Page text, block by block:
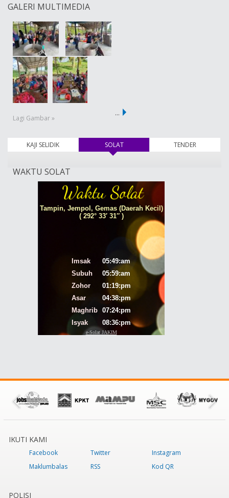
GALERI MULTIMEDIA
Lagi Gambar »
…
KAJI SELIDIK SOLAT(tab aktif) TENDER
WAKTU SOLAT
IKUTI KAMI
Facebook Twitter
Instagram
Maklumbalas
RSS Kod QR
POLISI